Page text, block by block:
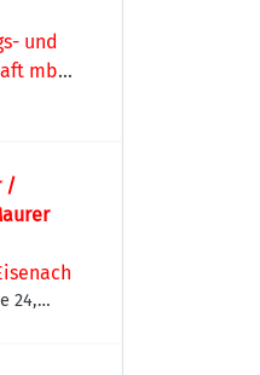
und
mbH
/
24,